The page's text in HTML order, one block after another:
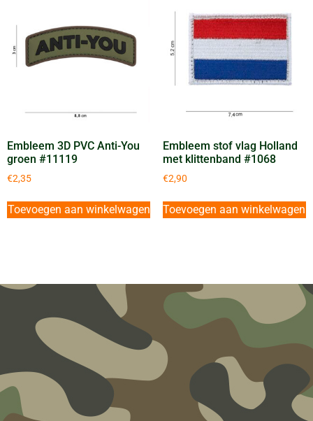
Embleem 3D PVC Anti-You
groen #11119
€2,35
Toevoegen aan winkelwagen
Embleem stof vlag Holland
met klittenband #1068
€2,90
Toevoegen aan winkelwagen